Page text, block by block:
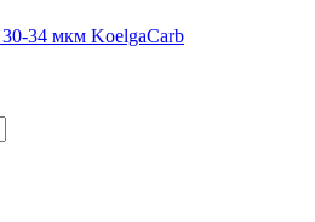
34 мкм KoelgaCarb